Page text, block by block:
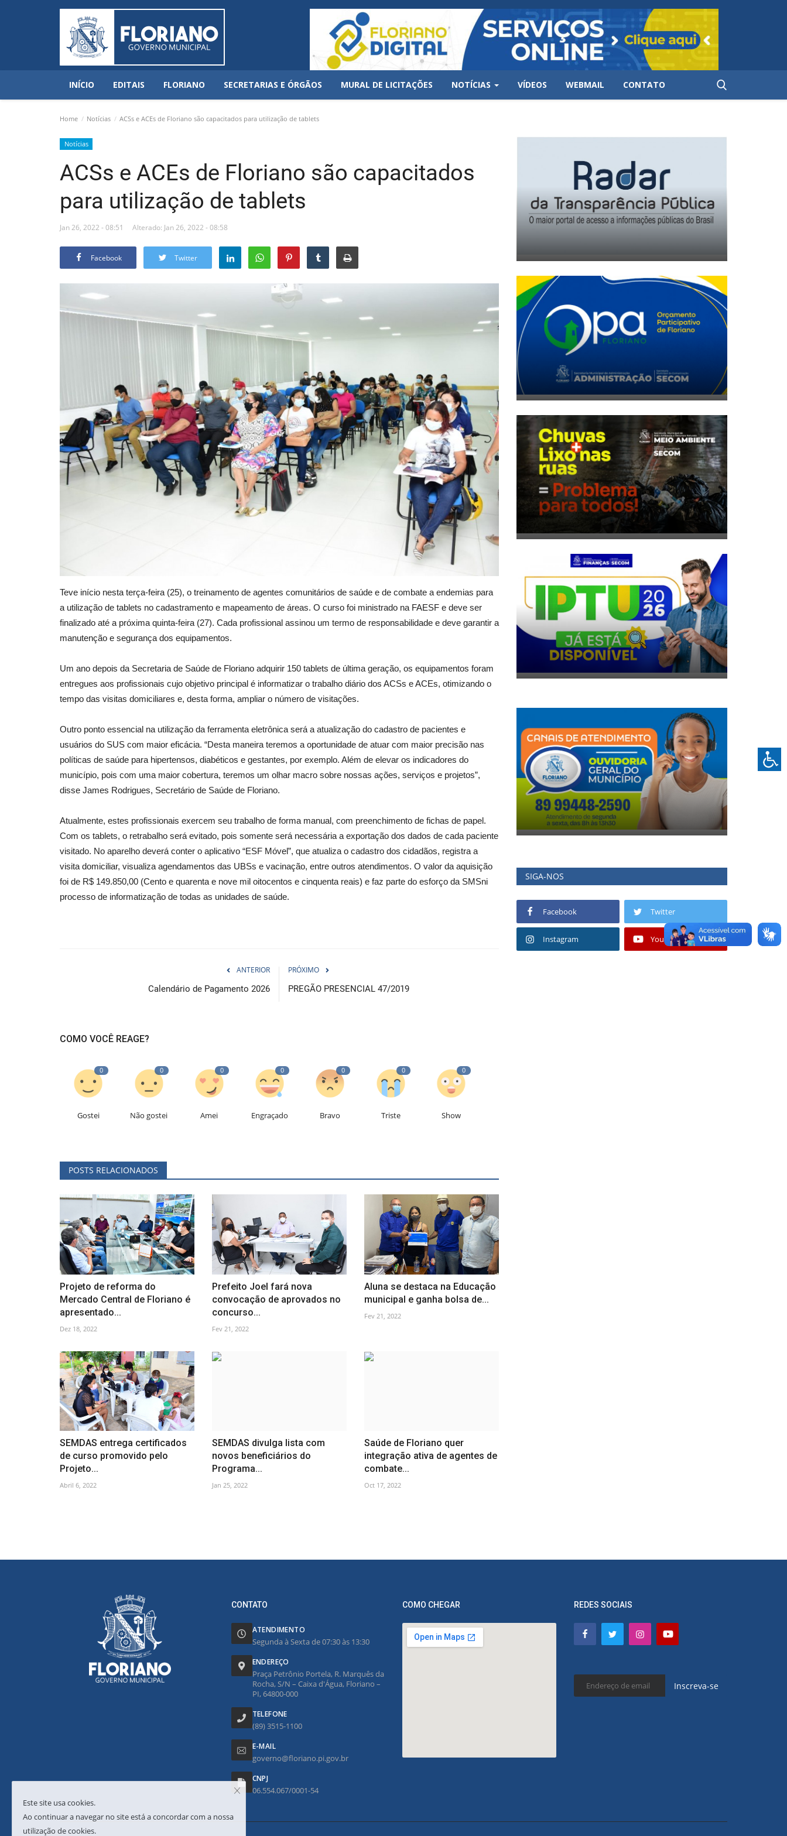
INÍCIO EDITAIS FLORIANO SECRETARIAS E ÓRGÃOS MURAL DE LICITAÇÕES NOTÍCIAS VÍDEOS WEBMAIL CONTATO
Home Notícias ACSs e ACEs de Floriano são capacitados para utilização de tablets
Notícias
ACSs e ACEs de Floriano são capacitados
para utilização de tablets
Jan 26, 2022 - 08:51 Alterado: Jan 26, 2022 - 08:58
Facebook Twitter
Teve início nesta terça-feira (25), o treinamento de agentes comunitários de saúde e de combate a endemias para
a utilização de tablets no cadastramento e mapeamento de áreas. O curso foi ministrado na FAESF e deve ser
finalizado até a próxima quinta-feira (27). Cada profissional assinou um termo de responsabilidade e deve garantir a
manutenção e segurança dos equipamentos.
Um ano depois da Secretaria de Saúde de Floriano adquirir 150 tablets de última geração, os equipamentos foram
entregues aos profissionais cujo objetivo principal é informatizar o trabalho diário dos ACSs e ACEs, otimizando o
tempo das visitas domiciliares e, desta forma, ampliar o número de visitações.
Outro ponto essencial na utilização da ferramenta eletrônica será a atualização do cadastro de pacientes e
usuários do SUS com maior eficácia. “Desta maneira teremos a oportunidade de atuar com maior precisão nas
políticas de saúde para hipertensos, diabéticos e gestantes, por exemplo. Além de elevar os indicadores do
município, pois com uma maior cobertura, teremos um olhar macro sobre nossas ações, serviços e projetos”,
disse James Rodrigues, Secretário de Saúde de Floriano.
Atualmente, estes profissionais exercem seu trabalho de forma manual, com preenchimento de fichas de papel.
Com os tablets, o retrabalho será evitado, pois somente será necessária a exportação dos dados de cada paciente
visitado. No aparelho deverá conter o aplicativo “ESF Móvel”, que atualiza o cadastro dos cidadãos, registra a
visita domiciliar, visualiza agendamentos das UBSs e vacinação, entre outros atendimentos. O valor da aquisição
foi de R$ 149.850,00 (Cento e quarenta e nove mil oitocentos e cinquenta reais) e faz parte do esforço da SMSni
processo de informatização de todas as unidades de saúde.
ANTERIOR
Calendário de Pagamento 2026
PRÓXIMO
PREGÃO PRESENCIAL 47/2019
COMO VOCÊ REAGE?
0
Gostei
0
Não gostei
0
Amei
0
Engraçado
0
Bravo
0
Triste
0
Show
POSTS RELACIONADOS
Projeto de reforma do
Mercado Central de Floriano é
apresentado...
Dez 18, 2022
Prefeito Joel fará nova
convocação de aprovados no
concurso...
Fev 21, 2022
Aluna se destaca na Educação
municipal e ganha bolsa de...
Fev 21, 2022
SEMDAS entrega certificados
de curso promovido pelo
Projeto...
Abril 6, 2022
SEMDAS divulga lista com
novos beneficiários do
Programa...
Jan 25, 2022
Saúde de Floriano quer
integração ativa de agentes de
combate...
Oct 17, 2022
SIGA-NOS
Facebook Twitter
Instagram Youtube
CONTATO
ATENDIMENTO
Segunda à Sexta de 07:30 às 13:30
ENDEREÇO
Praça Petrônio Portela, R. Marquês da
Rocha, S/N – Caixa d'Água, Floriano –
PI, 64800-000
TELEFONE
(89) 3515-1100
E-MAIL
governo@floriano.pi.gov.br
CNPJ
06.554.067/0001-54
COMO CHEGAR REDES SOCIAIS
Inscreva-se
Este site usa cookies.
Ao continuar a navegar no site está a concordar com a nossa
utilização de cookies.